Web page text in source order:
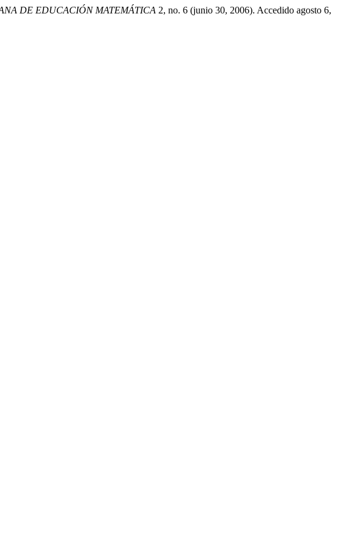
DE EDUCACIÓN MATEMÁTICA 2, no. 6 (junio 30, 2006). Accedido agosto 6,